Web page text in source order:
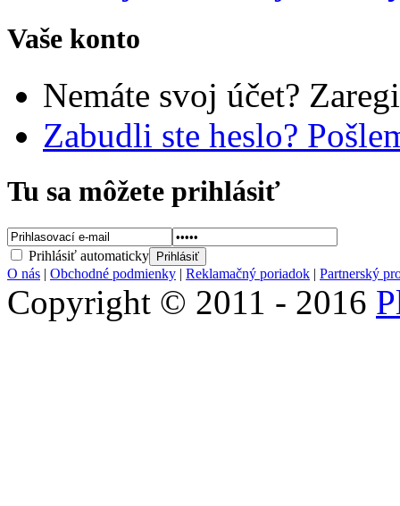
Vaše konto
Nemáte svoj účet?
Zabudli ste heslo?
Tu sa môžete prihlásiť
Prihlásiť automaticky
O nás | Obchodné podmienky | Reklamačný poriadok | Partnerský
Copyright © 2011 - 2016